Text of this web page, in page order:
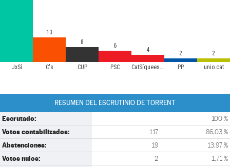
JxSí C's CUP PSC CatSíqueesPot PP unio.cat
13
8
6
4 2 2
RESUMEN DEL ESCRUTINIO DE TORRENT
Escrutado: 100 %
Votos contabilizados: 117 86,03 %
Abstenciones: 19 13,97 %
Votos nulos: 2 1,71 %